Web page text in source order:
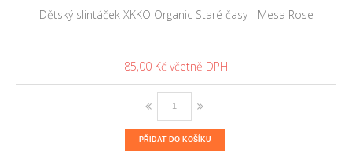
Dětský slintáček XKKO Organic Staré časy - Mesa Rose
85,00 Kč
PŘIDAT DO KOŠÍKU